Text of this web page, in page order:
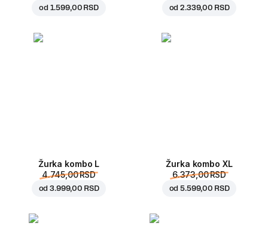
od 1.599,00 RSD od2.339,00 RSD
Žurka kombo L
4.745,00 RSD
od3.999,00 RSD
Žurka kombo XL
6.373,00 RSD
od5.599,00 RSD